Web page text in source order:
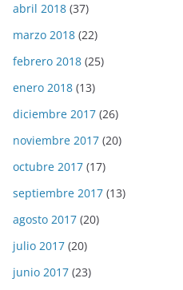
abril 2018 (37)
marzo 2018 (22)
febrero 2018 (25)
enero 2018 (13)
diciembre 2017 (26)
noviembre 2017 (20)
octubre 2017 (17)
septiembre 2017 (13)
agosto 2017 (20)
julio 2017 (20)
junio 2017 (23)